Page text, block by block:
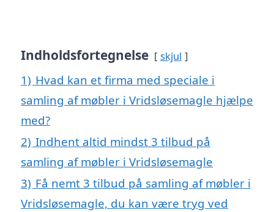
Indholdsfortegnelse skjul
1) Hvad kan et firma med speciale i
samling af møbler i Vridsløsemagle hjælpe
med?
2) Indhent altid mindst 3 tilbud på
samling af møbler i Vridsløsemagle
3) Få nemt 3 tilbud på samling af møbler i
Vridsløsemagle, du kan være tryg ved